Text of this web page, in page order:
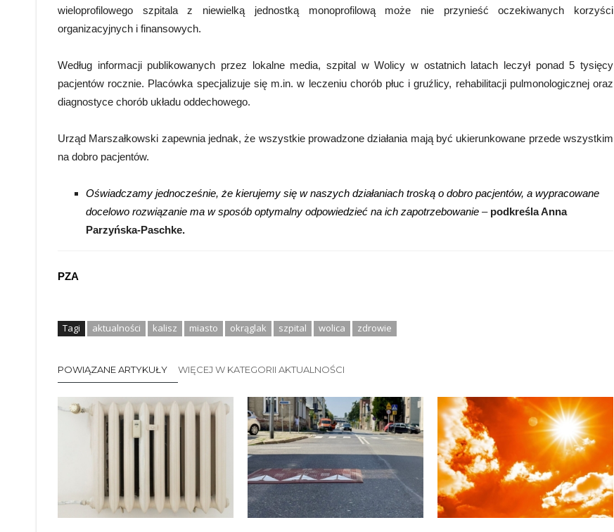
wieloprofilowego szpitala z niewielką jednostką monoprofilową może nie przynieść oczekiwanych korzyści
organizacyjnych i finansowych.
Według informacji publikowanych przez lokalne media, szpital w Wolicy w ostatnich latach leczył ponad 5 tysięcy
pacjentów rocznie. Placówka specjalizuje się m.in. w leczeniu chorób płuc i gruźlicy, rehabilitacji pulmonologicznej oraz
diagnostyce chorób układu oddechowego.
Urząd Marszałkowski zapewnia jednak, że wszystkie prowadzone działania mają być ukierunkowane przede wszystkim
na dobro pacjentów.
Oświadczamy jednocześnie, że kierujemy się w naszych działaniach troską o dobro pacjentów, a wypracowane
docelowo rozwiązanie ma w sposób optymalny odpowiedzieć na ich zapotrzebowanie – podkreśla Anna
Parzyńska-Paschke.
PZA
Tagi aktualności kalisz miasto okrąglak szpital wolica zdrowie
POWIĄZANE ARTYKUŁY WIĘCEJ W KATEGORII AKTUALNOŚCI